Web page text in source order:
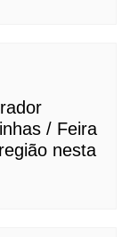
/ Feira
nesta